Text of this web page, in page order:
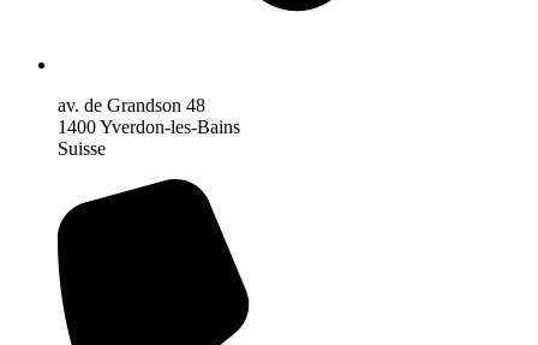
av. de Grandson 48
1400 Yverdon-les-Bains
Suisse